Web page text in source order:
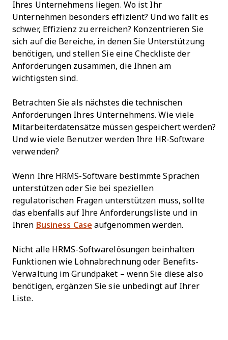
Ihres Unternehmens liegen. Wo ist Ihr
Unternehmen besonders effizient? Und wo fällt es
schwer, Effizienz zu erreichen? Konzentrieren Sie
sich auf die Bereiche, in denen Sie Unterstützung
benötigen, und stellen Sie eine Checkliste der
Anforderungen zusammen, die Ihnen am
wichtigsten sind.
Betrachten Sie als nächstes die technischen
Anforderungen Ihres Unternehmens. Wie viele
Mitarbeiterdatensätze müssen gespeichert werden?
Und wie viele Benutzer werden Ihre HR-Software
verwenden?
Wenn Ihre HRMS-Software bestimmte Sprachen
unterstützen oder Sie bei speziellen
regulatorischen Fragen unterstützen muss, sollte
das ebenfalls auf Ihre Anforderungsliste und in
Ihren Business Case aufgenommen werden.
Nicht alle HRMS-Softwarelösungen beinhalten
Funktionen wie Lohnabrechnung oder Benefits-
Verwaltung im Grundpaket – wenn Sie diese also
benötigen, ergänzen Sie sie unbedingt auf Ihrer
Liste.